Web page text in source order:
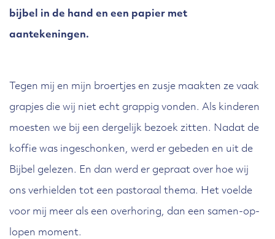
bijbel in de hand en een papier met
aantekeningen.
Tegen mij en mijn broertjes en zusje maakten ze vaak
grapjes die wij niet echt grappig vonden. Als kinderen
moesten we bij een dergelijk bezoek zitten. Nadat de
koffie was ingeschonken, werd er gebeden en uit de
Bijbel gelezen. En dan werd er gepraat over hoe wij
ons verhielden tot een pastoraal thema. Het voelde
voor mij meer als een overhoring, dan een samen-op-
lopen moment.